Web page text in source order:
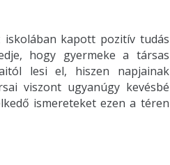
kapott pozitív tudás
hogy gyermeke a társas
lesi el, hiszen napjainak
viszont ugyanúgy kevésbé
ismereteket ezen a téren